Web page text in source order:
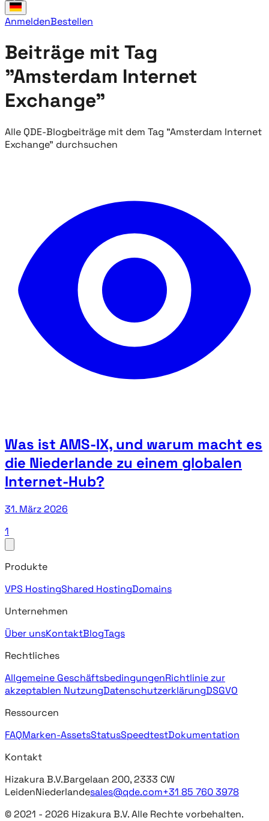
AnmeldenBestellen
Beiträge mit Tag
"Amsterdam Internet
Exchange"
Alle QDE-Blogbeiträge mit dem Tag "Amsterdam Internet
Exchange" durchsuchen
Was ist AMS-IX, und warum macht es
die Niederlande zu einem globalen
Internet-Hub?
31. März 2026
1
Produkte
VPS HostingShared HostingDomains
Unternehmen
Über unsKontaktBlogTags
Rechtliches
Allgemeine GeschäftsbedingungenRichtlinie zur
akzeptablen NutzungDatenschutzerklärungDSGVO
Ressourcen
FAQMarken-AssetsStatusSpeedtestDokumentation
Kontakt
Hizakura B.V.Bargelaan 200, 2333 CW
LeidenNiederlandesales@qde.com+31 85 760 3978
© 2021 - 2026 Hizakura B.V. Alle Rechte vorbehalten.